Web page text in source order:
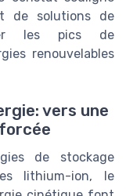
de solutions de
les pics de
renouvelables
vers une
de stockage
lithium-ion, le